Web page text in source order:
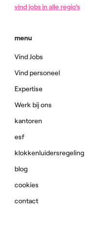
menu
Vind Jobs
Vind personeel
Expertise
Werk bij ons
kantoren
esf
klokkenluidersregeling
blog
cookies
contact
vind jobs in alle regio’s